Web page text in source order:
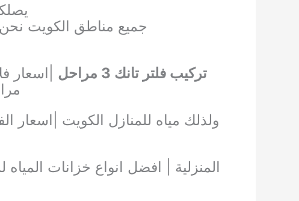
جميع مناطق الكويت
تركيب فلتر تانك 3 مراحل
ولذلك مياه للمنازل الكويت |اسعار
المنزلية | افضل انواع خزانات